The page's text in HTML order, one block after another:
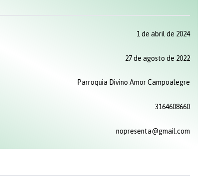
1 de abril de 2024
27 de agosto de 2022
Parroquia Divino Amor Campoalegre
3164608660
nopresenta@gmail.com